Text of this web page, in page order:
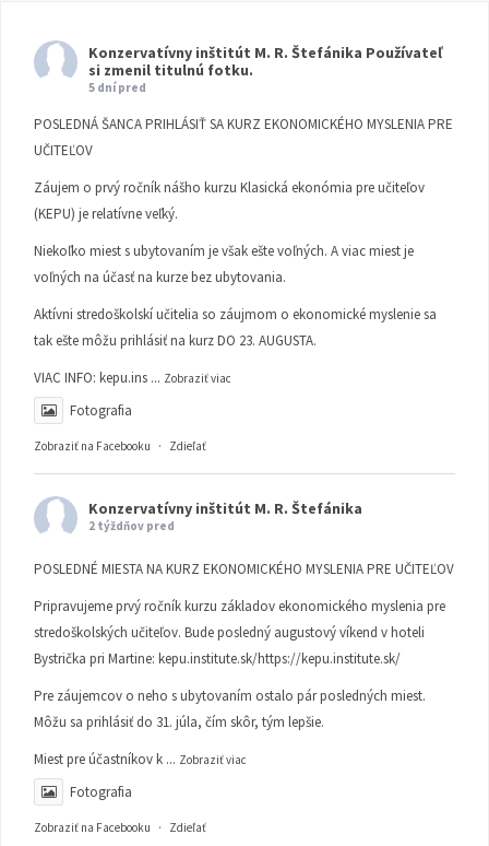
Konzervatívny inštitút M. R. Štefánika Používateľ
si zmenil titulnú fotku.
5 dní pred
POSLEDNÁ ŠANCA PRIHLÁSIŤ SA KURZ EKONOMICKÉHO MYSLENIA PRE
UČITEĽOV
Záujem o prvý ročník nášho kurzu Klasická ekonómia pre učiteľov
(KEPU) je relatívne veľký.
Niekoľko miest s ubytovaním je však ešte voľných. A viac miest je
voľných na účasť na kurze bez ubytovania.
Aktívni stredoškolskí učitelia so záujmom o ekonomické myslenie sa
tak ešte môžu prihlásiť na kurz DO 23. AUGUSTA.
VIAC INFO: kepu.ins ... Zobraziť viac
Fotografia
Zobraziť na Facebooku · Zdieľať
Konzervatívny inštitút M. R. Štefánika
2 týždňov pred
POSLEDNÉ MIESTA NA KURZ EKONOMICKÉHO MYSLENIA PRE UČITEĽOV
Pripravujeme prvý ročník kurzu základov ekonomického myslenia pre
stredoškolských učiteľov. Bude posledný augustový víkend v hoteli
Bystrička pri Martine: kepu.institute.sk/https://kepu.institute.sk/
Pre záujemcov o neho s ubytovaním ostalo pár posledných miest.
Môžu sa prihlásiť do 31. júla, čím skôr, tým lepšie.
Miest pre účastníkov k ... Zobraziť viac
Fotografia
Zobraziť na Facebooku · Zdieľať